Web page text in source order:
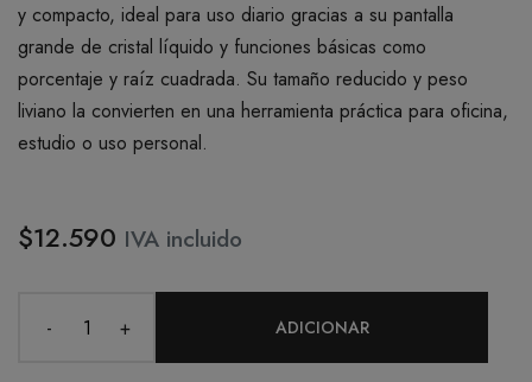
y compacto, ideal para uso diario gracias a su pantalla
grande de cristal líquido y funciones básicas como
porcentaje y raíz cuadrada. Su tamaño reducido y peso
liviano la convierten en una herramienta práctica para oficina,
estudio o uso personal.
$12.590 IVA incluido
- + ADICIONAR